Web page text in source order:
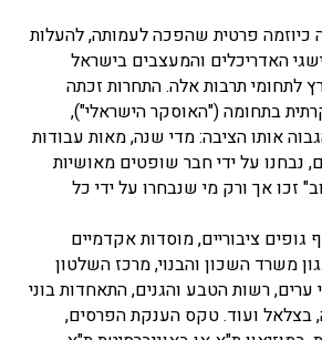
כיוזמה פרטית שהפכה לעמותה, להעלות
האדריכלים והמעצבים בישראל
לתחומי תרבות אלה. התחרות זכתה
בתחומה ("האוסקר הישראלי"),
אותו הציבה: מדי שנה, מאות עבודות
נבחנו על ידי חבר שופטים מאושיות
זכו אך ורק מי שנבחרו על ידי כל
ציבוריים, מוסדות אקדמיים
משרד השכון והבנוי, מרכז השלטון
ערים, רשות הטבע והגנים, התאחדות בוני
בצלאל ועוד.טקס הענקת הפרסים,